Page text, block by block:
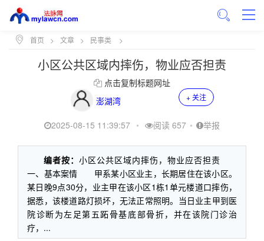
首页 > 文章 > 民事类 >
小区公共区域内摔伤，物业应否担责
点击复制标题网址
澎湖湾
+ 关注
2025-08-15 11:39:57 • 阅读 657 • 举报
编者按： 小区公共区域内摔伤，物业应否担责
一、基本案情 甲系某小区业主，长期居住在该小区。
某日晚9点30分，业主甲在该小区1栋1单元楼道口摔伤，
据悉，该楼道路灯损坏，无法正常照明。当日业主甲到医
院诊断为左足第五跖骨基底部骨折，并在该院门诊治
疗，...